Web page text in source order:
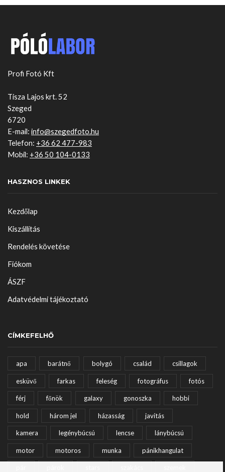
Profi Fotó Kft
Tisza Lajos krt. 52
Szeged
6720
E-mail: info@szegedfoto.hu
Telefon: +36 62 477-983
Mobil: +36 50 104-0133
HASZNOS LINKEK
Kezdőlap
Kiszállítás
Rendelés követése
Fiókom
ÁSZF
Adatvédelmi tájékoztató
CÍMKEFELHŐ
apa barátnő bolygó család csillagok
esküvő farkas feleség fotográfus fotós
férj főnök galaxy gonoszka hobbi
hold három jel házasság javítás
kamera legénybúcsú lencse lánybúcsú
motor motoros munka pánikhangulat